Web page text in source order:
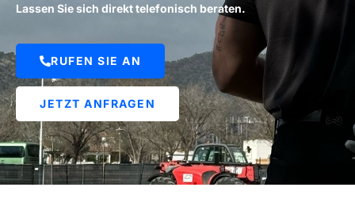
Lassen Sie sich direkt telefonisch beraten.
RUFEN SIE AN
JETZT ANFRAGEN